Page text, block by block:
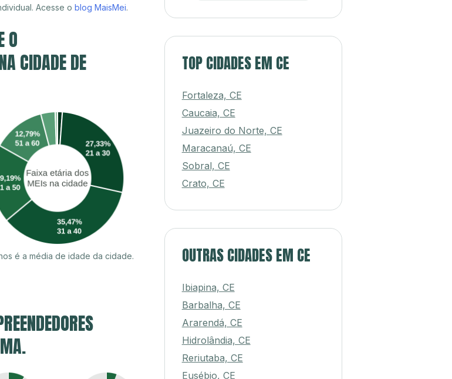
Acesse o blog MaisMei.
O
CIDADE DE
é a média de idade da cidade.
TOP CIDADES EM CE
Fortaleza, CE
Caucaia, CE
Juazeiro do Norte, CE
Maracanaú, CE
Sobral, CE
Crato, CE
OUTRAS CIDADES EM CE
Ibiapina, CE
Barbalha, CE
Ararendá, CE
Hidrolândia, CE
Reriutaba, CE
Eusébio, CE